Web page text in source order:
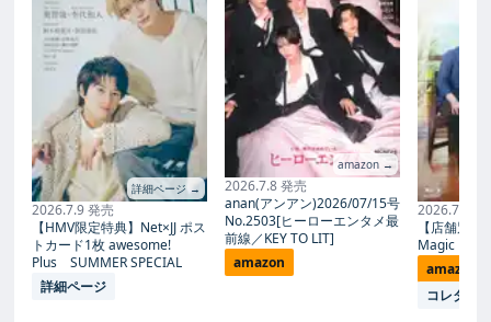
詳細ページ →
2026.7.9 発売
【HMV限定特典】Net×JJ ポス
トカード1枚 awesome!
Plus SUMMER SPECIAL
詳細ページ
amazon →
2026.7.8 発売
anan(アンアン)2026/07/15号
No.2503[ヒーローエンタメ最
前線／KEY TO LIT]
amazon
2026.7.27
【店舗別
Magic
amazon
コレタメ